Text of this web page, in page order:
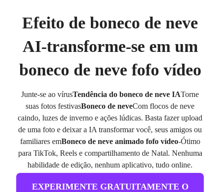
Efeito de boneco de neve
AI-transforme-se em um
boneco de neve fofo vídeo
Junte-se ao vírusTendência do boneco de neve IATorne
suas fotos festivasBoneco de neveCom flocos de neve
caindo, luzes de inverno e ações lúdicas. Basta fazer upload
de uma foto e deixar a IA transformar você, seus amigos ou
familiares emBoneco de neve animado fofo vídeo-Ótimo
para TikTok, Reels e compartilhamento de Natal. Nenhuma
habilidade de edição, nenhum aplicativo, tudo online.
EXPERIMENTE GRATUITAMENTE O